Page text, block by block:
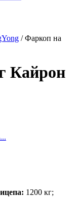
/ Фаркоп на
Кайрон
1200 кг;